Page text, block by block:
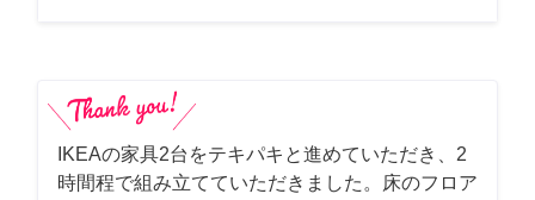
IKEAの家具2台をテキパキと進めていただき、2
時間程で組み立てていただきました。床のフロア